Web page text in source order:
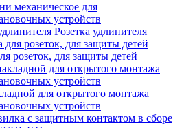
механическое для
устройств
Розетка удлинителя
розеток, для защиты детей
для открытого монтажа
устройств